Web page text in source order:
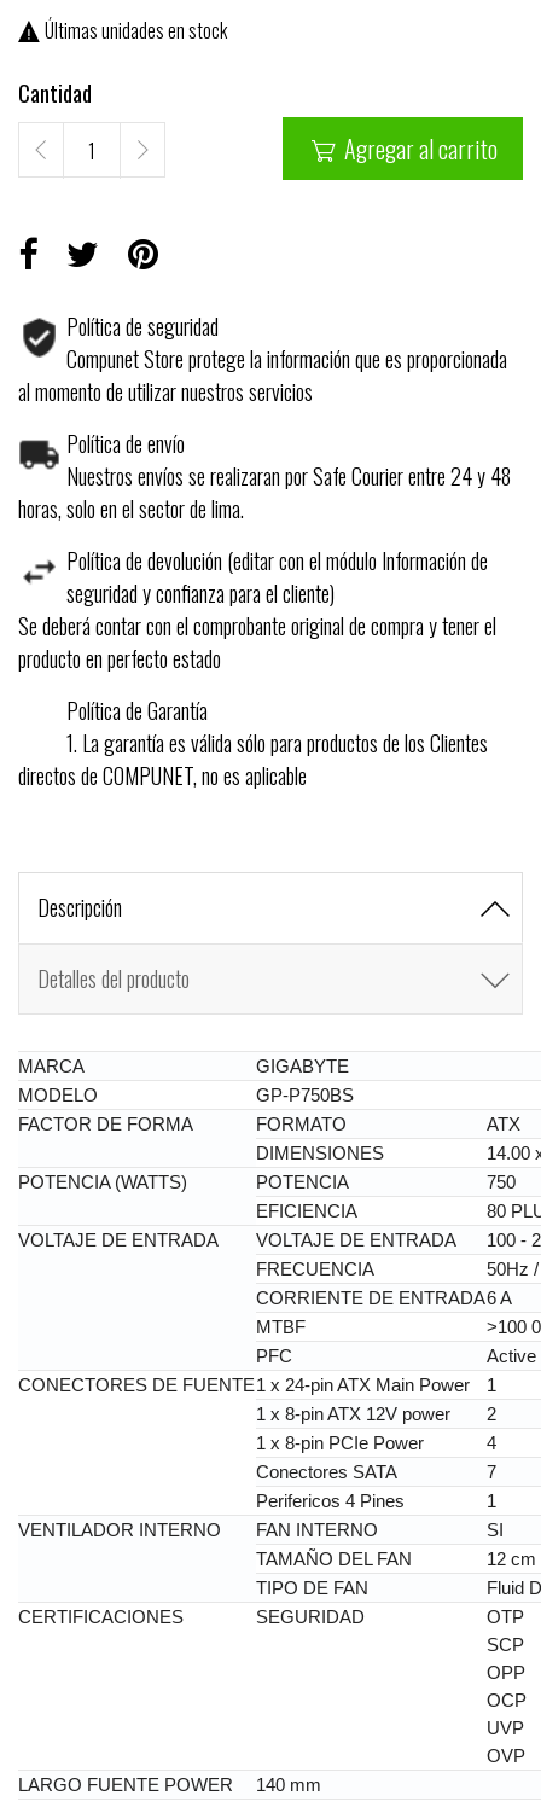
 Últimas unidades en stock
Cantidad
 Agregar al carrito
Política de seguridad
Compunet Store protege la información que es proporcionada
al momento de utilizar nuestros servicios
Política de envío
Nuestros envíos se realizaran por Safe Courier entre 24 y 48
horas, solo en el sector de lima.
Política de devolución (editar con el módulo Información de
seguridad y confianza para el cliente)
Se deberá contar con el comprobante original de compra y tener el
producto en perfecto estado
Política de Garantía
1. La garantía es válida sólo para productos de los Clientes
directos de COMPUNET, no es aplicable
Descripción
Detalles del producto
MARCA
GIGABYTE
MODELO
GP-P750BS
FACTOR DE FORMA
FORMATO
ATX
DIMENSIONES
14.00
POTENCIA (WATTS)
POTENCIA
750
EFICIENCIA
80
VOLTAJE DE ENTRADA
VOLTAJE DE ENTRADA
100 -
FRECUENCIA
50Hz
CORRIENTE DE ENTRADA6 A
MTBF
>100
PFC
Active
CONECTORES DE FUENTE1 x 24-pin ATX Main Power
1
1 x 8-pin ATX 12V power
2
1 x 8-pin PCIe Power
4
Conectores SATA
7
Perifericos 4 Pines
1
VENTILADOR INTERNO
FAN INTERNO
SI
TAMAÑO DEL FAN
12 cm
TIPO DE FAN
Fluid
CERTIFICACIONES
SEGURIDAD
OTP
SCP
OPP
OCP
UVP
OVP
LARGO FUENTE POWER
140 mm